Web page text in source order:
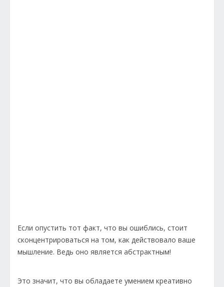
Если опустить тот факт, что вы ошиблись, стоит
сконцентрироваться на том, как действовало ваше
мышление. Ведь оно является абстрактным!
Это значит, что вы обладаете умением креативно